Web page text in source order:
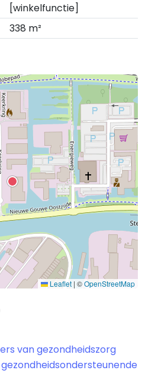
[winkelfunctie]
338 m²
Leaflet | ©OpenStreetMap
van gezondheidszorg